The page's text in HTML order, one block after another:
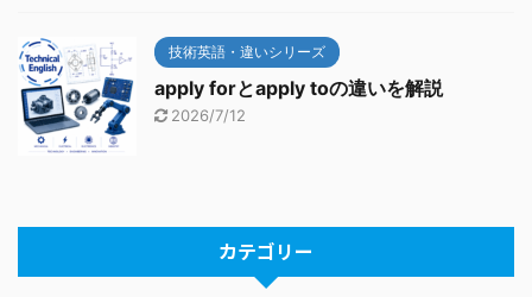
技術英語・違いシリーズ
apply forとapply toの違いを解説
2026/7/12
カテゴリー